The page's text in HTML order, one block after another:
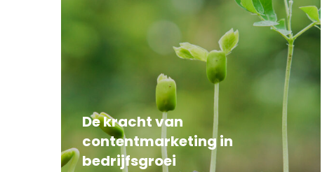
De kracht van
contentmarketing in
bedrijfsgroei